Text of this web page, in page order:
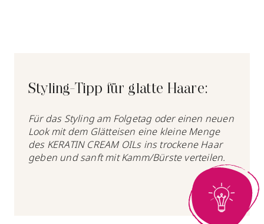
Styling-Tipp für glatte Haare:
Für das Styling am Folgetag oder einen neuen
Look mit dem Glätteisen eine kleine Menge
des KERATIN CREAM OILs ins trockene Haar
geben und sanft mit Kamm/Bürste verteilen.